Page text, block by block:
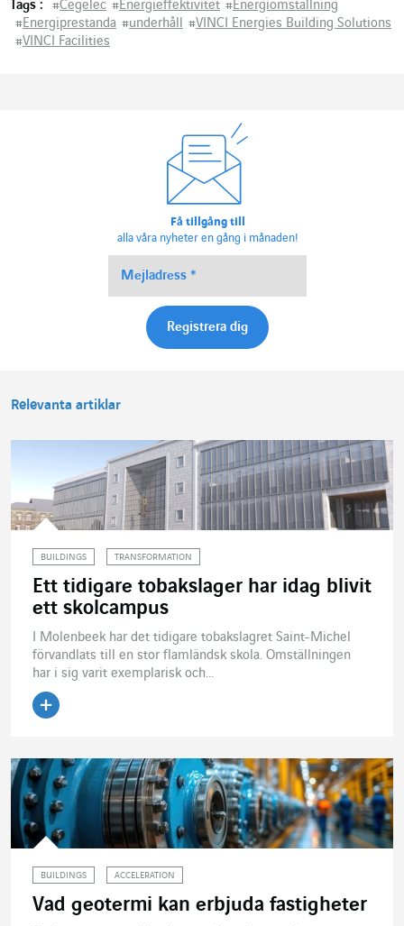
Tags : #Cegelec #Energieffektivitet #Energiomställning
#Energiprestanda #underhåll #VINCI Energies Building Solutions
#VINCI Facilities
Få tillgång till
alla våra nyheter en gång i månaden!
Relevanta artiklar
BUILDINGS TRANSFORMATION
Ett tidigare tobakslager har idag blivit
ett skolcampus
I Molenbeek har det tidigare tobakslagret Saint-Michel
förvandlats till en stor flamländsk skola. Omställningen
har i sig varit exemplarisk och...
BUILDINGS ACCELERATION
Vad geotermi kan erbjuda fastigheter